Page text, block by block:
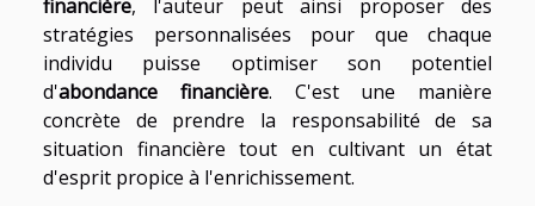
financière, l'auteur peut ainsi proposer des
stratégies personnalisées pour que chaque
individu puisse optimiser son potentiel
d'abondance financière. C'est une manière
concrète de prendre la responsabilité de sa
situation financière tout en cultivant un état
d'esprit propice à l'enrichissement.